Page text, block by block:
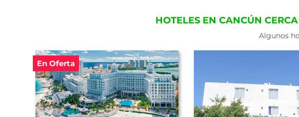
HOTELES EN CANCÚN
Algunos
En Oferta